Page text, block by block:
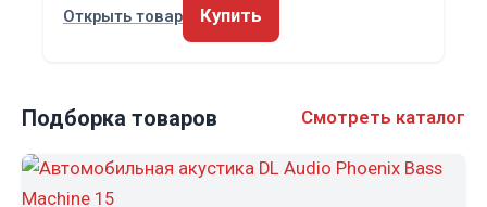
Открыть товар Купить
Подборка товаров Смотреть каталог